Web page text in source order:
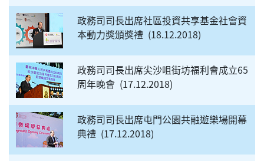
政務司司長出席社區投資共享基金社會資
本動力獎頒獎禮 18.12.2018
政務司司長出席尖沙咀街坊福利會成立65
周年晚會 17.12.2018
政務司司長出席屯門公園共融遊樂場開幕
典禮 17.12.2018